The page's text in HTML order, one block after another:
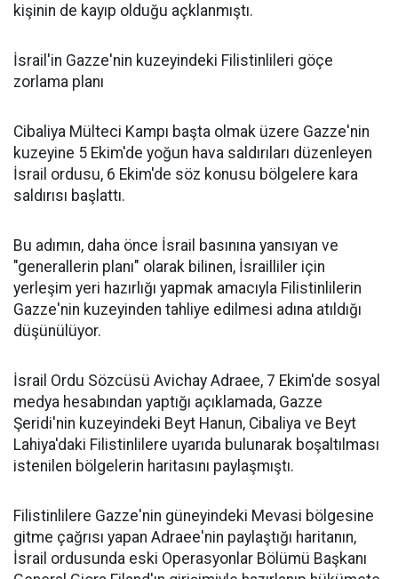
kişinin de kayıp olduğu açklanmıştı.
İsrail'in Gazze'nin kuzeyindeki Filistinlileri göçe
zorlama planı
Cibaliya Mülteci Kampı başta olmak üzere Gazze'nin
kuzeyine 5 Ekim'de yoğun hava saldırıları düzenleyen
İsrail ordusu, 6 Ekim'de söz konusu bölgelere kara
saldırısı başlattı.
Bu adımın, daha önce İsrail basınına yansıyan ve
"generallerin planı" olarak bilinen, İsrailliler için
yerleşim yeri hazırlığı yapmak amacıyla Filistinlilerin
Gazze'nin kuzeyinden tahliye edilmesi adına atıldığı
düşünülüyor.
İsrail Ordu Sözcüsü Avichay Adraee, 7 Ekim'de sosyal
medya hesabından yaptığı açıklamada, Gazze
Şeridi'nin kuzeyindeki Beyt Hanun, Cibaliya ve Beyt
Lahiya'daki Filistinlilere uyarıda bulunarak boşaltılması
istenilen bölgelerin haritasını paylaşmıştı.
Filistinlilere Gazze'nin güneyindeki Mevasi bölgesine
gitme çağrısı yapan Adraee'nin paylaştığı haritanın,
İsrail ordusunda eski Operasyonlar Bölümü Başkanı